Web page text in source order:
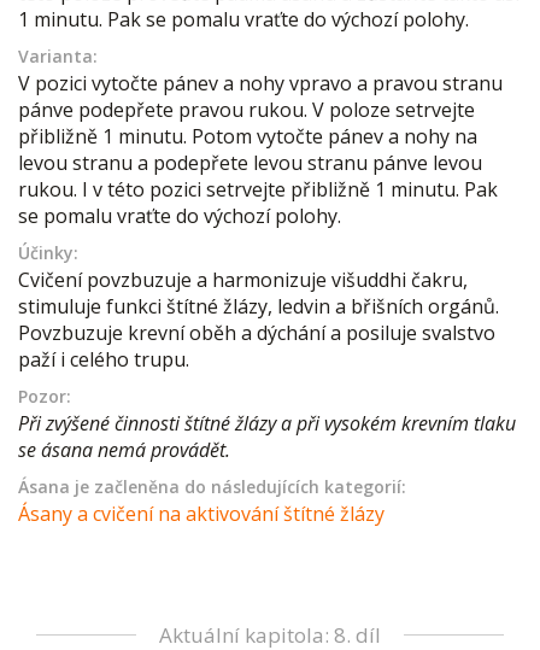
1 minutu. Pak se pomalu vraťte do výchozí polohy.
Varianta:
V pozici vytočte pánev a nohy vpravo a pravou stranu
pánve podepřete pravou rukou. V poloze setrvejte
přibližně 1 minutu. Potom vytočte pánev a nohy na
levou stranu a podepřete levou stranu pánve levou
rukou. I v této pozici setrvejte přibližně 1 minutu. Pak
se pomalu vraťte do výchozí polohy.
Účinky:
Cvičení povzbuzuje a harmonizuje višuddhi čakru,
stimuluje funkci štítné žlázy, ledvin a břišních orgánů.
Povzbuzuje krevní oběh a dýchání a posiluje svalstvo
paží i celého trupu.
Pozor:
Při zvýšené činnosti štítné žlázy a při vysokém krevním tlaku
se ásana nemá provádět.
Ásana je začleněna do následujících kategorií:
Ásany a cvičení na aktivování štítné žlázy
Aktuální kapitola: 8. díl